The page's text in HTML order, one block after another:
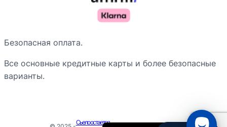
Безопасная оплата.
Все основные кредитные карты и более безопасные
варианты.
Сьело остается
Français du Canada